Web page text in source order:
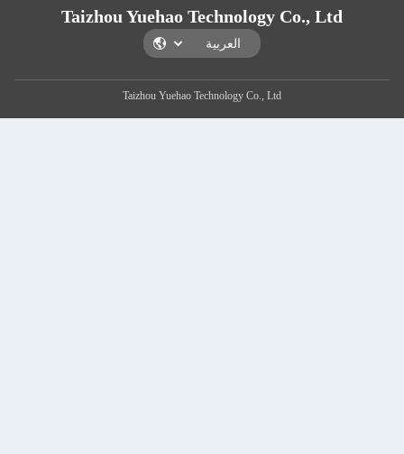
Taizhou Yuehao Technology Co.,
Taizhou Yuehao Technology Co., Ltd